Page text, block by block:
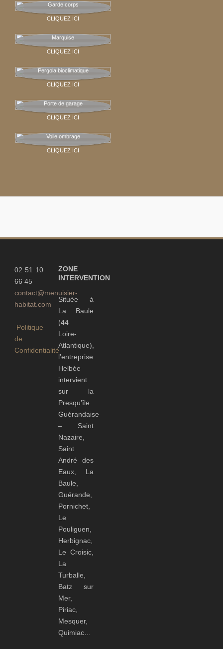
Garde corps
CLIQUEZ ICI
Marquise
CLIQUEZ ICI
Pergola bioclimatique
CLIQUEZ ICI
Porte de garage
CLIQUEZ ICI
Voile ombrage
CLIQUEZ ICI
02 51 10
66 45
contact@menuisier-
habitat.com
Politique
de
Confidentialité
ZONE
INTERVENTION
Située à
La Baule
(44 –
Loire-
Atlantique),
l’entreprise
Helbée
intervient
sur la
Presqu’île
Guérandaise
– Saint
Nazaire,
Saint
André des
Eaux, La
Baule,
Guérande,
Pornichet,
Le
Pouliguen,
Herbignac,
Le Croisic,
La
Turballe,
Batz sur
Mer,
Piriac,
Mesquer,
Quimiac…